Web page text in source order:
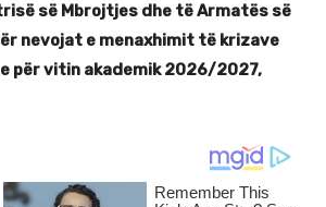
së Mbrojtjes dhe të Armatës së
nevojat e menaxhimit të krizave
për vitin akademik 2026/2027,